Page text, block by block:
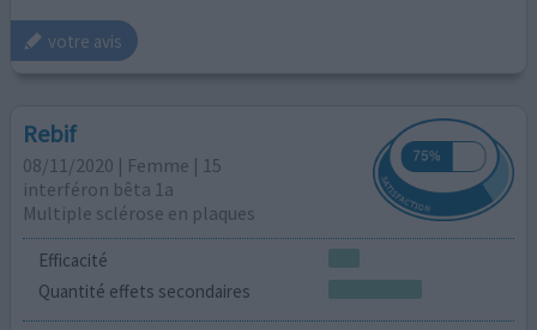
votre avis
Rebif
08/11/2020 | Femme | 15
interféron bêta 1a
Multiple sclérose en plaques
Efficacité
Quantité effets secondaires